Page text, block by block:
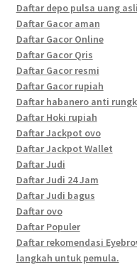
Daftar depo pulsa uang asli
Daftar Gacor aman
Daftar Gacor Online
Daftar Gacor Qris
Daftar Gacor resmi
Daftar Gacor rupiah
Daftar habanero anti
Daftar Hoki rupiah
Daftar Jackpot ovo
Daftar Jackpot Wallet
Daftar Judi
Daftar Judi 24 Jam
Daftar Judi bagus
Daftar ovo
Daftar Populer
Daftar rekomendasi
langkah untuk pemula.